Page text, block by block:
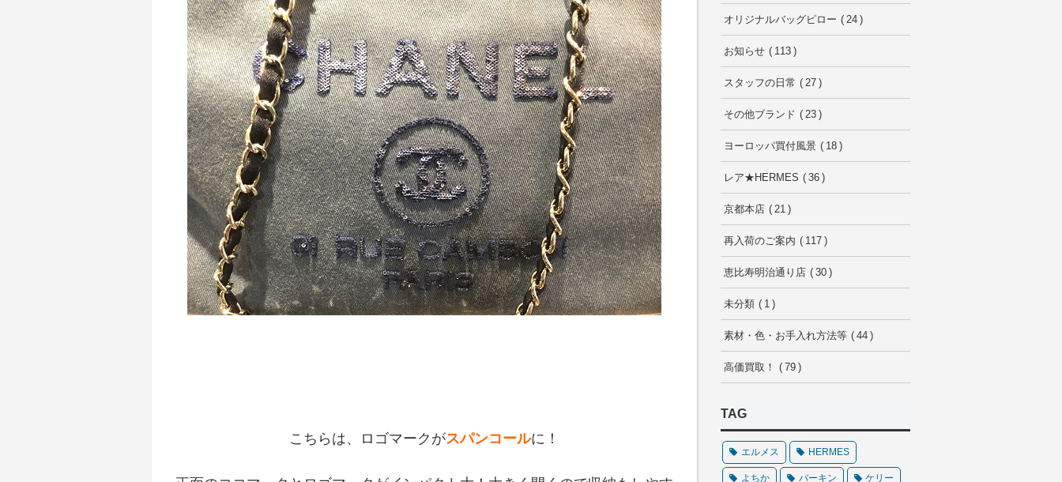
こちらは、ロゴマークがスパンコールに！
オリジナルバッグピロー 24
お知らせ 113
スタッフの日常 27
その他ブランド 23
ヨーロッパ買付風景 18
レア★HERMES 36
京都本店 21
再入荷のご案内 117
恵比寿明治通り店 30
未分類 1
素材・色・お手入れ方法等 44
高価買取！ 79
TAG
エルメス HERMES
よちか バーキン ケリー